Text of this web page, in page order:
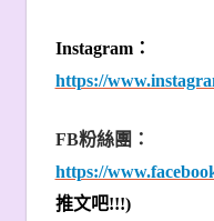
Instagram：
https://
FB粉絲團：
https://
推文吧!!!)